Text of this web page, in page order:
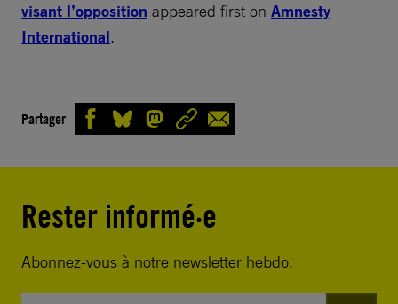
visant l’opposition appeared first on Amnesty
International.
Partager
Rester informé·e
Abonnez-vous à notre newsletter hebdo.